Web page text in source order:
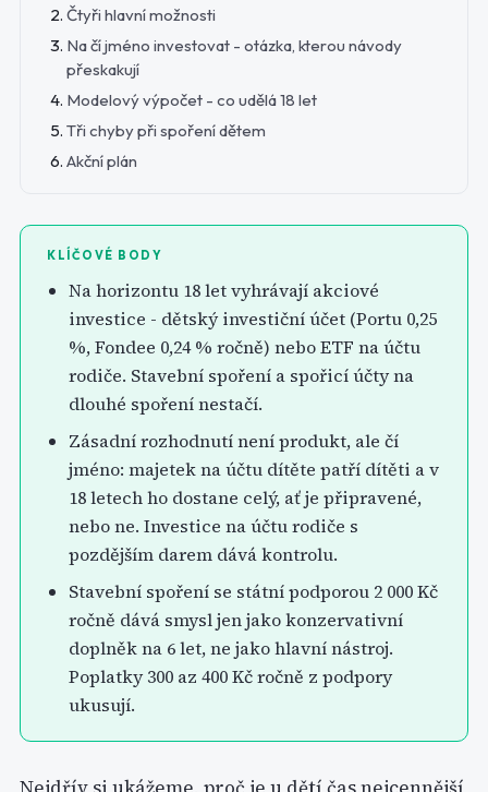
Čtyři hlavní možnosti
Na čí jméno investovat - otázka, kterou návody
přeskakují
Modelový výpočet - co udělá 18 let
Tři chyby při spoření dětem
Akční plán
KLÍČOVÉ BODY
Na horizontu 18 let vyhrávají akciové
investice - dětský investiční účet (Portu 0,25
%, Fondee 0,24 % ročně) nebo ETF na účtu
rodiče. Stavební spoření a spořicí účty na
dlouhé spoření nestačí.
Zásadní rozhodnutí není produkt, ale čí
jméno: majetek na účtu dítěte patří dítěti a v
18 letech ho dostane celý, ať je připravené,
nebo ne. Investice na účtu rodiče s
pozdějším darem dává kontrolu.
Stavební spoření se státní podporou 2 000 Kč
ročně dává smysl jen jako konzervativní
doplněk na 6 let, ne jako hlavní nástroj.
Poplatky 300 az 400 Kč ročně z podpory
ukusují.